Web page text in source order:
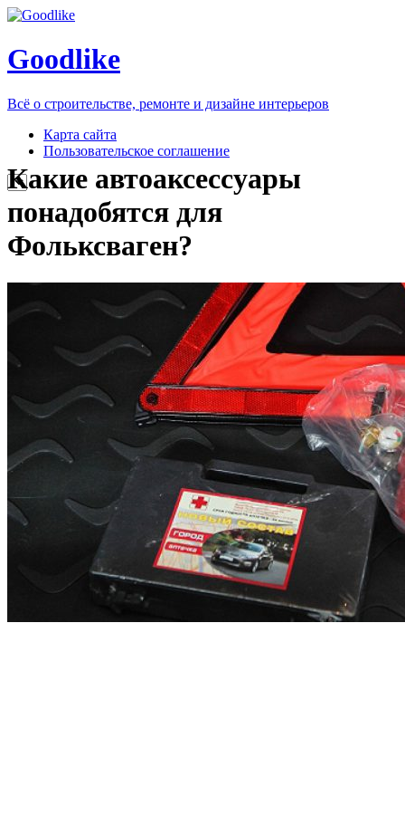
Goodlike
Всё о строительстве, ремонте и дизайне интерьеров
Карта сайта
Пользовательское соглашение
Какие автоаксессуары
понадобятся для
Фольксваген?